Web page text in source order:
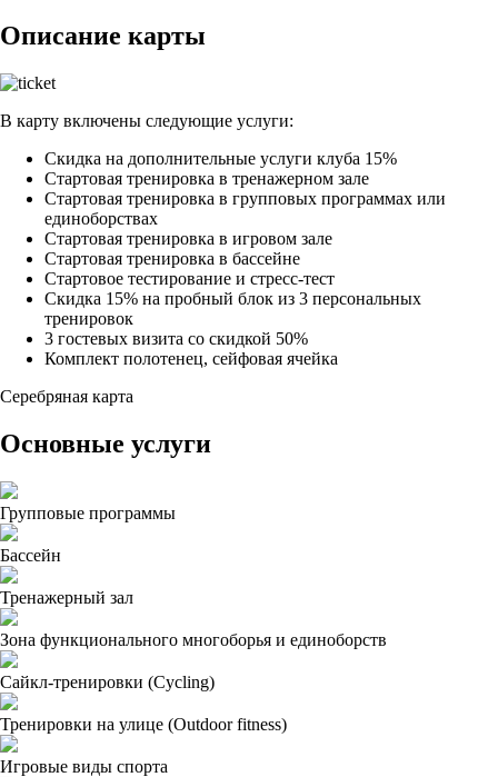
Описание карты
В карту включены следующие услуги:
Скидка на дополнительные услуги клуба 15%
Стартовая тренировка в тренажерном зале
Стартовая тренировка в групповых программах или
единоборствах
Стартовая тренировка в игровом зале
Стартовая тренировка в бассейне
Стартовое тестирование и стресс-тест
Скидка 15% на пробный блок из 3 персональных
тренировок
3 гостевых визита со скидкой 50%
Комплект полотенец, сейфовая ячейка
Серебряная карта
Основные услуги
Групповые программы
Бассейн
Тренажерный зал
Зона функционального многоборья и единоборств
Сайкл-тренировки (Cycling)
Тренировки на улице (Outdoor fitness)
Игровые виды спорта